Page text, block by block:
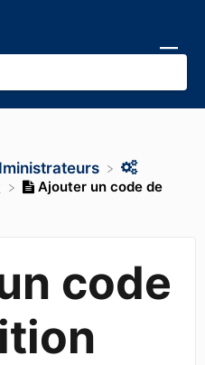
Ajouter un code de
code